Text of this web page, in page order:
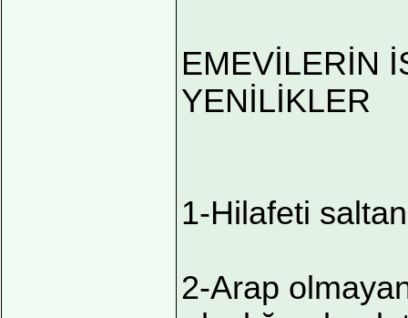
EMEVİLERİN
YENİLİKLER
1-Hilafeti
2-Arap